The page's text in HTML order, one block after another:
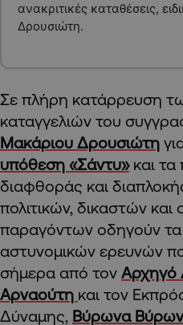
ανακριτικές καταθέσεις,
Δρουσιώτη.
Σε πλήρη κατάρρευση
καταγγελιών του
Μακάριου Δρουσιώτη
υπόθεση «Σάντυ»και τα
διαφθοράς και
πολιτικών, δικαστών και
παραγόντων οδηγούν
αστυνομικών ερευνών
σήμερα από τον Αρχηγό
Αρναούτη και τον
Δύναμης, Βύρωνα